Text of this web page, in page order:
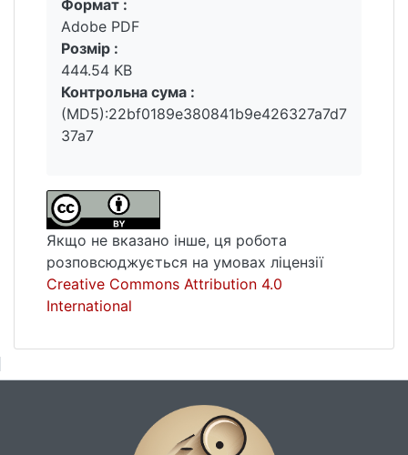
неологізми, які походять від іменника
Brexit, і лексику, на появу якої він
"надихнув". До глосарія також увійшли
політичні терміни, що перейшли до складу
загальновживаної лексики, й слова та
вирази, які в контексті референдуму
набули нових значень.Найбільшим внеском
продуктивний суфікс -exit, використання
якого поширилося за межі політичного
дискурсу.
Вантажиться...
Формат :
Adobe PDF
Розмір :
444.54 KB
Контрольна сума :
(MD5):22bf0189e380841b9e426327a7d7
37a7
Якщо не вказано інше, ця робота
розповсюджується на умовах ліцензії
Creative Commons Attribution 4.0
International